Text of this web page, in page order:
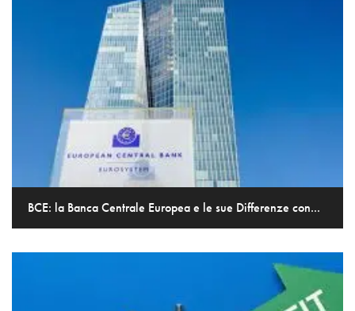
BCE: la Banca Centrale Europea e le sue Differenze con...